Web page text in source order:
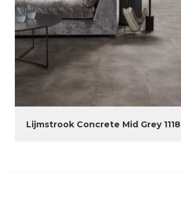
Lijmstrook Concrete Mid Grey 1118